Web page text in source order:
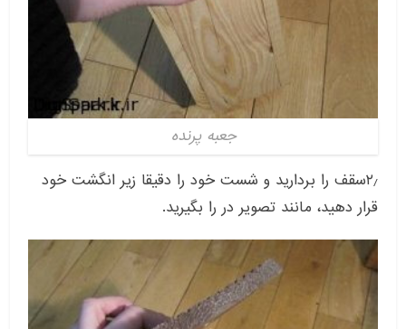
جعبه پرنده
۲٫سقف را بردارید و شست خود را دقیقا زیر انگشت خود
قرار دهید، مانند تصویر در را بگیرید.